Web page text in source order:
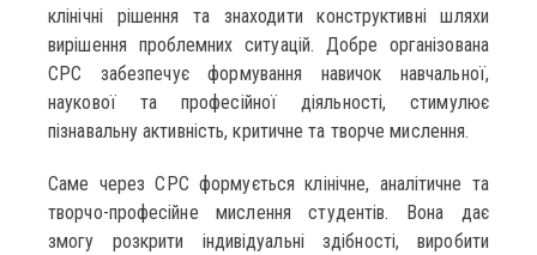
клінічні рішення та знаходити конструктивні шляхи
вирішення проблемних ситуацій. Добре організована
СРС забезпечує формування навичок навчальної,
наукової та професійної діяльності, стимулює
пізнавальну активність, критичне та творче мислення.
Саме через СРС формується клінічне, аналітичне та
творчо-професійне мислення студентів. Вона дає
змогу розкрити індивідуальні здібності, виробити